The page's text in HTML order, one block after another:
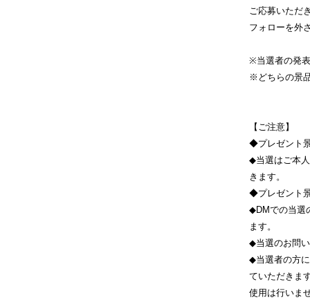
ご応募いただ
フォローを外
※当選者の発
※どちらの景
【ご注意】
◆プレゼント
◆当選はご本
きます。
◆プレゼント
◆DMでの当選
ます。
◆当選のお問
◆当選者の方
ていただきま
使用は行いま